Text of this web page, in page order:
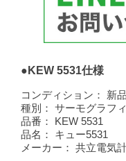
●KEW 5531仕様
コンディション：
新
種別：
サーモグラフ
品番：
KEW 5531
品名：
キュー5531
メーカー：
共立電気